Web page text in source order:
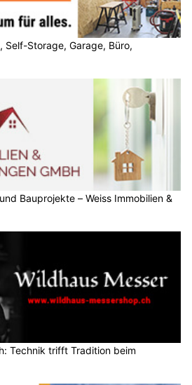
Self-Storage, Garage, Büro,
Bauprojekte – Weiss Immobilien &
Technik trifft Tradition beim